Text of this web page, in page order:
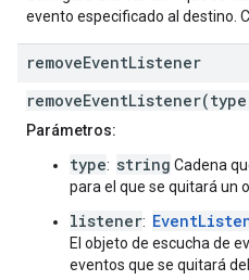
evento especificado al destino.
removeEventListener
Parámetros:
type: string Cadena
para el que se quitará un
listener:
El objeto de escucha de
eventos que se quitará